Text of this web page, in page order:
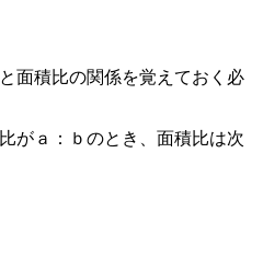
面積比の関係を覚えておく必
がａ：ｂのとき、面積比は次